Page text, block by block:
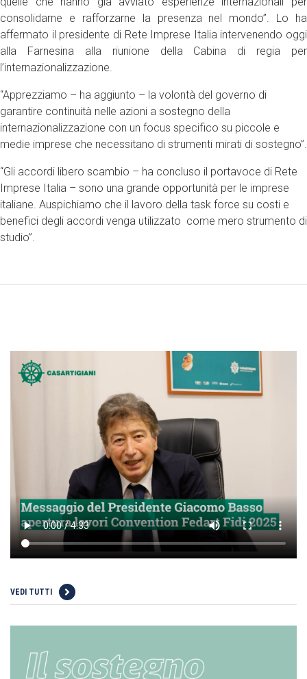
consolidarne e rafforzarne la presenza nel mondo”. Lo ha
affermato il presidente di Rete Imprese Italia intervenendo oggi
alla Farnesina alla riunione della Cabina di regia per
l’internazionalizzazione.
“Apprezziamo – ha aggiunto – la volontà del governo di
garantire continuità nelle azioni a sostegno della
internazionalizzazione con un focus specifico su piccole e
medie imprese che necessitano di strumenti mirati di sostegno”.
“Gli accordi libero scambio – ha concluso il portavoce di Rete
Imprese Italia – sono una grande opportunità per le imprese
italiane. Auspichiamo che il lavoro della task force su costi e
benefici degli accordi venga utilizzato come mero strumento di
studio”.
VEDI TUTTI